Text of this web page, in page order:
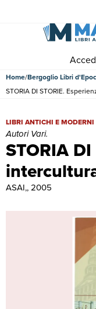
Home Bergoglio Libri
STORIA DI STORIE.
STORIA
STORIA DI STORIE.
LIBRI ANTICHI E MODERNI
Autori Vari.
ASAI,, 2005